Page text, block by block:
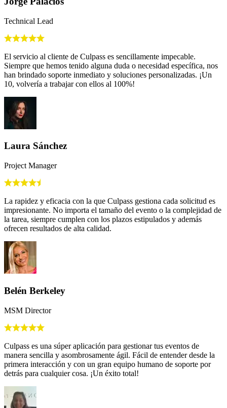
Technical Lead
El servicio al cliente de Culpass es sencillamente impecable.
Siempre que hemos tenido alguna duda o necesidad específica, nos
han brindado soporte inmediato y soluciones personalizadas. ¡Un
10, volvería a trabajar con ellos al 100%!
Laura Sánchez
Project Manager
La rapidez y eficacia con la que Culpass gestiona cada solicitud es
impresionante. No importa el tamaño del evento o la complejidad de
la tarea, siempre cumplen con los plazos estipulados y además
ofrecen resultados de alta calidad.
Belén Berkeley
MSM Director
Culpass es una súper aplicación para gestionar tus eventos de
manera sencilla y asombrosamente ágil. Fácil de entender desde la
primera interacción y con un gran equipo humano de soporte por
detrás para cualquier cosa. ¡Un éxito total!